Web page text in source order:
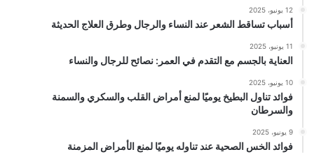
12 يونيو، 2025
أسباب تساقط الشعر عند النساء والرجال وطرق العلاج الحديثة
11 يونيو، 2025
العناية بالجسم مع التقدم في العمر: نصائح للرجال والنساء
10 يونيو، 2025
فوائد تناول البطيخ يوميًا لمنع أمراض القلب والسكري والسمنة
والسرطان
9 يونيو، 2025
فوائد الخس الصحية عند تناوله يوميًا لمنع الأمراض المزمنة